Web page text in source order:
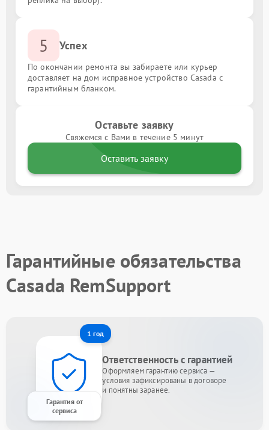
5 Успех
По окончании ремонта вы забираете или курьер
доставляет на дом исправное устройство Casada с
гарантийным бланком.
Оставьте заявку
Свяжемся с Вами в течение 5 минут
Оставить заявку
Гарантийные обязательства
Casada RemSupport
1 год
Гарантия от
сервиса
Ответственность с гарантией
Оформляем гарантию сервиса —
условия зафиксированы в договоре
и понятны заранее.